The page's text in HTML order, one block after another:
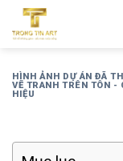
qua
dungHÌNH ẢNH DỰ ÁN ĐÃ
VẼ TRANH TRÊN TÔN -
HIỆU